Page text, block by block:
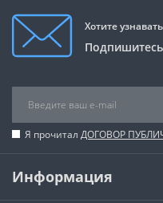
Хотите
Я прочитал ДОГОВОР
Информация